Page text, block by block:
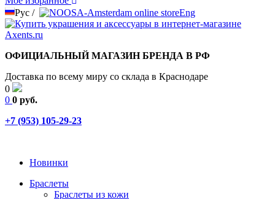
Рус / Eng
ОФИЦИАЛЬНЫЙ МАГАЗИН БРЕНДА В РФ
Доставка по всему миру со склада в Краснодаре
0
0 0 руб.
+7 (953) 105-29-23
Новинки
Браслеты
Браслеты из кожи